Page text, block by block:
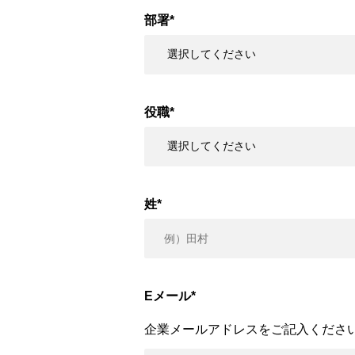
部署*
役職*
姓*
Eメール*
企業メールアドレスをご記入くださ